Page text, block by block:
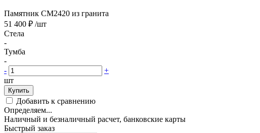
Памятник CM2420 из гранита
51 400 ₽ /шт
Стела
-
Тумба
-
-
+
шт
Купить
Добавить к сравнению
Определяем...
Наличный и безналичный расчет, банковские карты
Быстрый заказ